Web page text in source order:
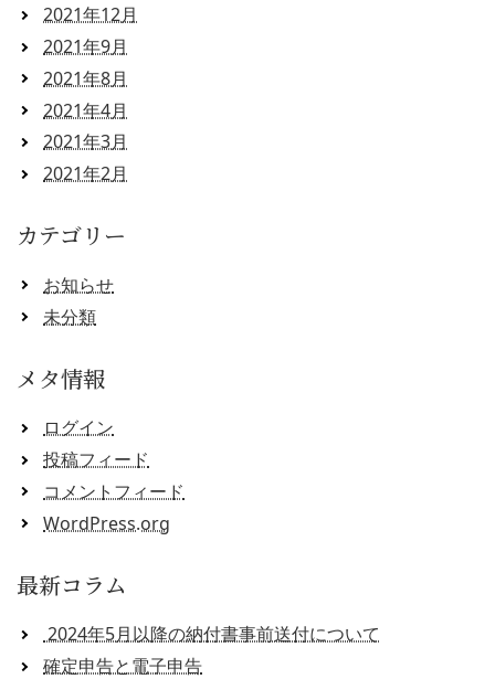
2021年12月
2021年9月
2021年8月
2021年4月
2021年3月
2021年2月
カテゴリー
お知らせ
未分類
メタ情報
ログイン
投稿フィード
コメントフィード
WordPress.org
最新コラム
2024年5月以降の納付書事前送付について
確定申告と電子申告